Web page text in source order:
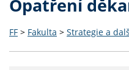
Opatření
FF > Fakulta > Strategie a